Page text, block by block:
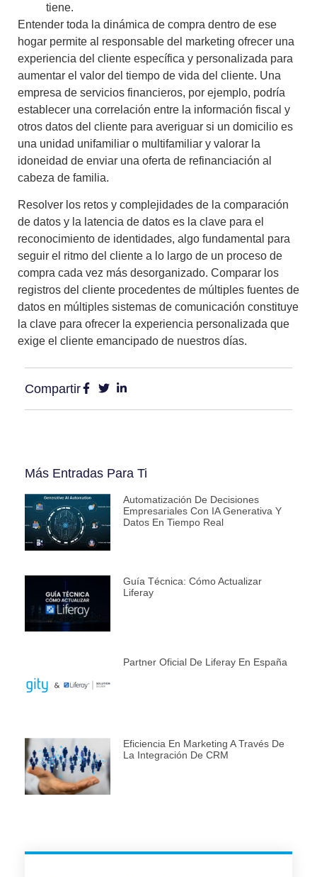
tiene.
Entender toda la dinámica de compra dentro de ese
hogar permite al responsable del marketing ofrecer una
experiencia del cliente específica y personalizada para
aumentar el valor del tiempo de vida del cliente. Una
empresa de servicios financieros, por ejemplo, podría
establecer una correlación entre la información fiscal y
otros datos del cliente para averiguar si un domicilio es
una unidad unifamiliar o multifamiliar y valorar la
idoneidad de enviar una oferta de refinanciación al
cabeza de familia.
Resolver los retos y complejidades de la comparación
de datos y la latencia de datos es la clave para el
reconocimiento de identidades, algo fundamental para
seguir el ritmo del cliente a lo largo de un proceso de
compra cada vez más desorganizado. Comparar los
registros del cliente procedentes de múltiples fuentes de
datos en múltiples sistemas de comunicación constituye
la clave para ofrecer la experiencia personalizada que
exige el cliente emancipado de nuestros días.
Compartir
Más Entradas Para Ti
Automatización De Decisiones
Empresariales Con IA Generativa Y
Datos En Tiempo Real
Guía Técnica: Cómo Actualizar
Liferay
Partner Oficial De Liferay En España
Eficiencia En Marketing A Través De
La Integración De CRM